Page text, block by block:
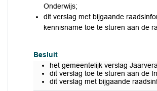
Onderwijs;
dit verslag met bijgaande
kennisname toe te sturen aan de
Besluit
het gemeentelijk verslag
dit verslag toe te sturen aan de
dit verslag met bijgaande